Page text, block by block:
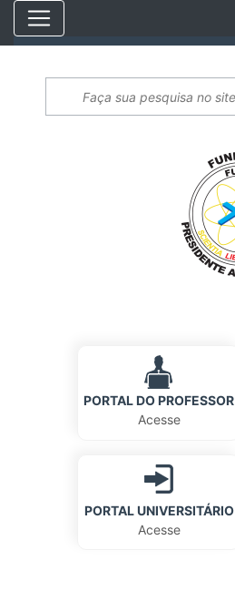
PORTAL DO PROFESSOR
Acesse
PORTAL UNIVERSITÁRIO
Acesse